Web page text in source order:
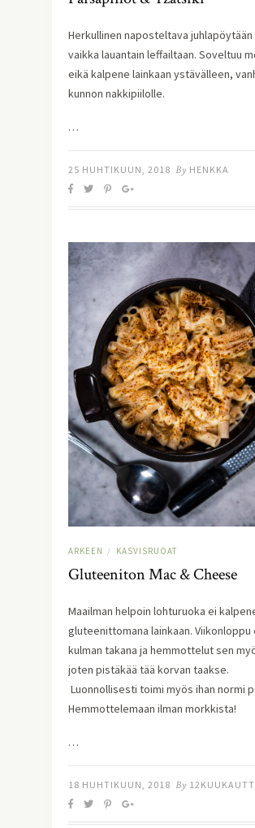
Herkullinen naposteltava juhlapöytään
vaikka lauantain leffailtaan. Soveltuu
eikä kalpene lainkaan ystävälleen,
kunnon nakkipiilolle.
…
25 HUHTIKUUN, 2018 By HENKKA
ARKEEN / KASVISRUOAT
Gluteeniton Mac & Cheese
Maailman helpoin lohturuoka ei
gluteenittomana lainkaan. Viikonloppu
kulman takana ja hemmottelut sen
joten pistäkää tää korvan taakse.
Luonnollisesti toimi myös ihan normi
Hemmottelemaan ilman morkkista!
…
18 HUHTIKUUN, 2018 By